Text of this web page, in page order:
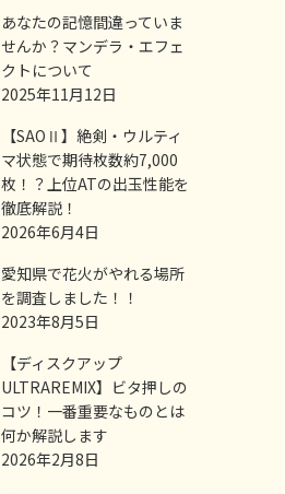
あなたの記憶間違っていま
せんか？マンデラ・エフェ
クトについて
2025年11月12日
【SAOⅡ】絶剣・ウルティ
マ状態で期待枚数約7,000
枚！？上位ATの出玉性能を
徹底解説！
2026年6月4日
愛知県で花火がやれる場所
を調査しました！！
2023年8月5日
【ディスクアップ
ULTRAREMIX】ビタ押しの
コツ！一番重要なものとは
何か解説します
2026年2月8日